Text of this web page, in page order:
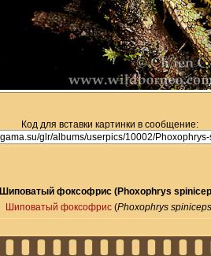
Код для вставки картинки в сообщение:
Шиповатый фоксофрис (Phoxophrys
Шиповатый фоксофрис (Phoxophrys spiniceps